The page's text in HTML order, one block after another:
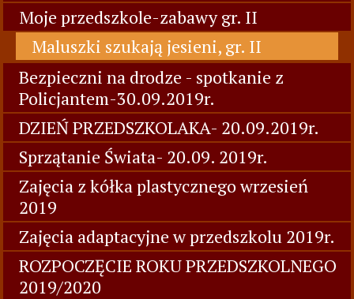
Moje przedszkole-zabawy gr. II
Maluszki szukają jesieni, gr. II
Bezpieczni na drodze - spotkanie z
Policjantem-30.09.2019r.
DZIEŃ PRZEDSZKOLAKA- 20.09.2019r.
Sprzątanie Świata- 20.09. 2019r.
Zajęcia z kółka plastycznego wrzesień
2019
Zajęcia adaptacyjne w przedszkolu 2019r.
ROZPOCZĘCIE ROKU PRZEDSZKOLNEGO
2019/2020